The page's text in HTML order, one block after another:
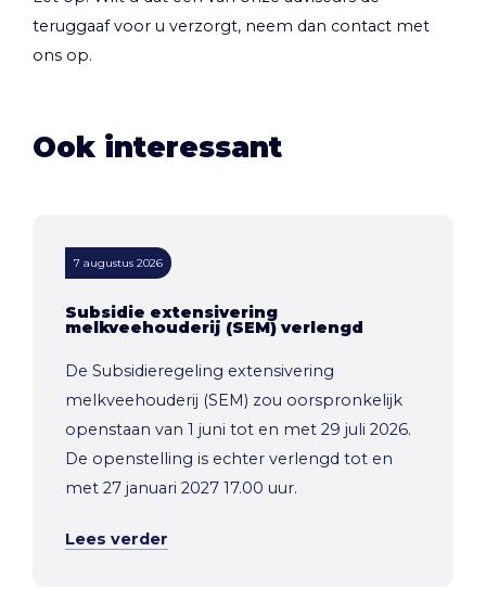
teruggaaf voor u verzorgt, neem dan contact met
ons op.
Ook interessant
7 augustus 2026
Subsidie extensivering
melkveehouderij (SEM) verlengd
De Subsidieregeling extensivering
melkveehouderij (SEM) zou oorspronkelijk
openstaan van 1 juni tot en met 29 juli 2026.
De openstelling is echter verlengd tot en
met 27 januari 2027 17.00 uur.
Lees verder